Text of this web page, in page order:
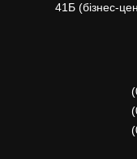
41Б (бізнес-